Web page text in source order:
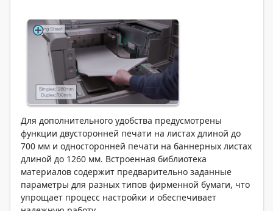
Для дополнительного удобства предусмотрены
функции двусторонней печати на листах длиной до
700 мм и односторонней печати на баннерных листах
длиной до 1260 мм. Встроенная библиотека
материалов содержит предварительно заданные
параметры для разных типов фирменной бумаги, что
упрощает процесс настройки и обеспечивает